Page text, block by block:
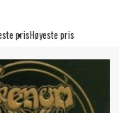
prisHøyeste pris